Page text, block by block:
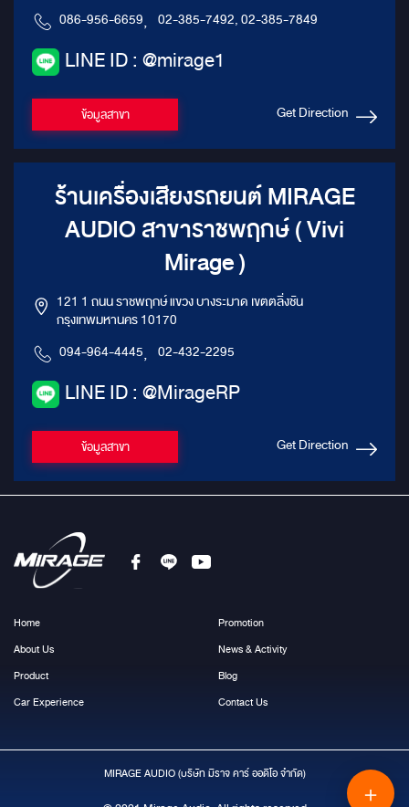
086-956-6659, 02-385-7492, 02-385-7849
LINE ID : @mirage1
ข้อมูลสาขา Get Direction
ร้านเครื่องเสียงรถยนต์ MIRAGE
AUDIO สาขาราชพฤกษ์ ( Vivi
Mirage )
121 1 ถนน ราชพฤกษ์ แขวง บางระมาด เขตตลิ่งชัน
กรุงเทพมหานคร 10170
094-964-4445, 02-432-2295
LINE ID : @MirageRP
ข้อมูลสาขา Get Direction
Home
About Us
Product
Car Experience
Promotion
News & Activity
Blog
Contact Us
MIRAGE AUDIO (บริษัท มีราจ คาร์ ออดิโอ จำกัด)
＋